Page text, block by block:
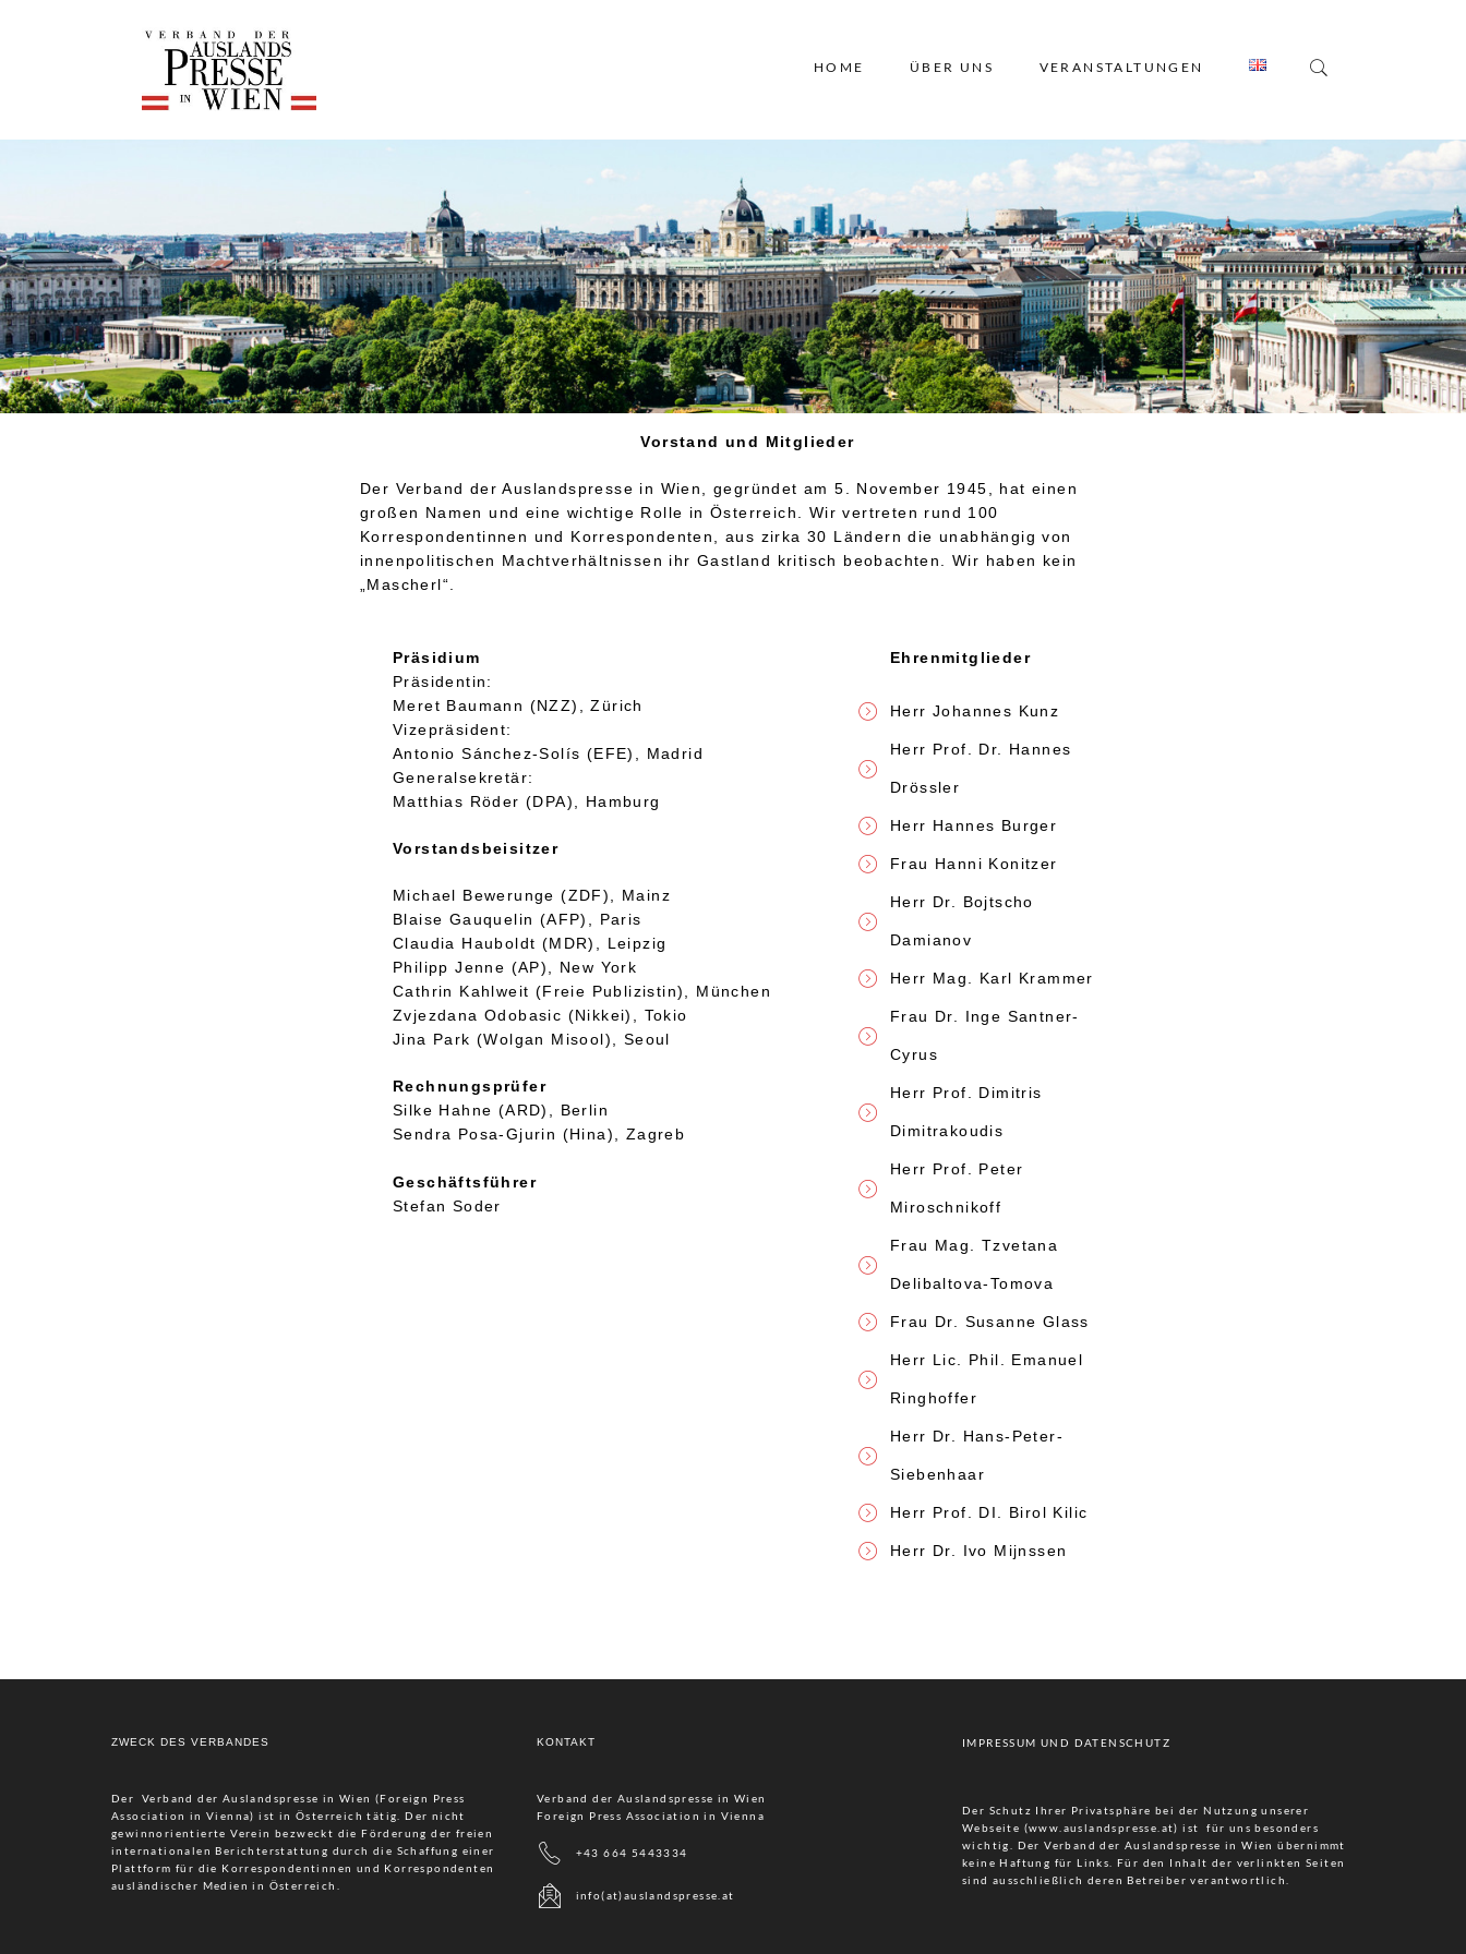
HOME ÜBER UNS VERANSTALTUNGEN
Vorstand und Mitglieder
Der Verband der Auslandspresse in Wien, gegründet am 5. November 1945, hat einen
großen Namen und eine wichtige Rolle in Österreich. Wir vertreten rund 100
Korrespondentinnen und Korrespondenten, aus zirka 30 Ländern die unabhängig von
innenpolitischen Machtverhältnissen ihr Gastland kritisch beobachten. Wir haben kein
„Mascherl“.
Präsidium
Präsidentin:
Meret Baumann (NZZ), Zürich
Vizepräsident:
Antonio Sánchez-Solís (EFE), Madrid
Generalsekretär:
Matthias Röder (DPA), Hamburg
Vorstandsbeisitzer
Michael Bewerunge (ZDF), Mainz
Blaise Gauquelin (AFP), Paris
Claudia Hauboldt (MDR), Leipzig
Philipp Jenne (AP), New York
Cathrin Kahlweit (Freie Publizistin), München
Zvjezdana Odobasic (Nikkei), Tokio
Jina Park (Wolgan Misool), Seoul
Rechnungsprüfer
Silke Hahne (ARD), Berlin
Sendra Posa-Gjurin (Hina), Zagreb
Geschäftsführer
Stefan Soder
Ehrenmitglieder
Herr Johannes Kunz
Herr Prof. Dr. Hannes
Drössler
Herr Hannes Burger
Frau Hanni Konitzer
Herr Dr. Bojtscho
Damianov
Herr Mag. Karl Krammer
Frau Dr. Inge Santner-
Cyrus
Herr Prof. Dimitris
Dimitrakoudis
Herr Prof. Peter
Miroschnikoff
Frau Mag. Tzvetana
Delibaltova-Tomova
Frau Dr. Susanne Glass
Herr Lic. Phil. Emanuel
Ringhoffer
Herr Dr. Hans-Peter-
Siebenhaar
Herr Prof. DI. Birol Kilic
Herr Dr. Ivo Mijnssen
ZWECK DES VERBANDES
Der Verband der Auslandspresse in Wien (Foreign Press
Association in Vienna) ist in Österreich tätig. Der nicht
gewinnorientierte Verein bezweckt die Förderung der freien
internationalen Berichterstattung durch die Schaffung einer
Plattform für die Korrespondentinnen und Korrespondenten
ausländischer Medien in Österreich.
KONTAKT
Verband der Auslandspresse in Wien
Foreign Press Association in Vienna
+43 664 5443334
info(at)auslandspresse.at
IMPRESSUM UND DATENSCHUTZ
Der Schutz Ihrer Privatsphäre bei der Nutzung unserer
Webseite (www.auslandspresse.at) ist für uns besonders
wichtig. Der Verband der Auslandspresse in Wien übernimmt
keine Haftung für Links. Für den Inhalt der verlinkten Seiten
sind ausschließlich deren Betreiber verantwortlich.